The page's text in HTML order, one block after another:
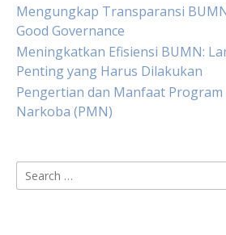
Mengungkap Transparansi
Good Governance
Meningkatkan Efisiensi BUMN:
Penting yang Harus Dilakukan
Pengertian dan Manfaat Program
Narkoba (PMN)
Search
for: